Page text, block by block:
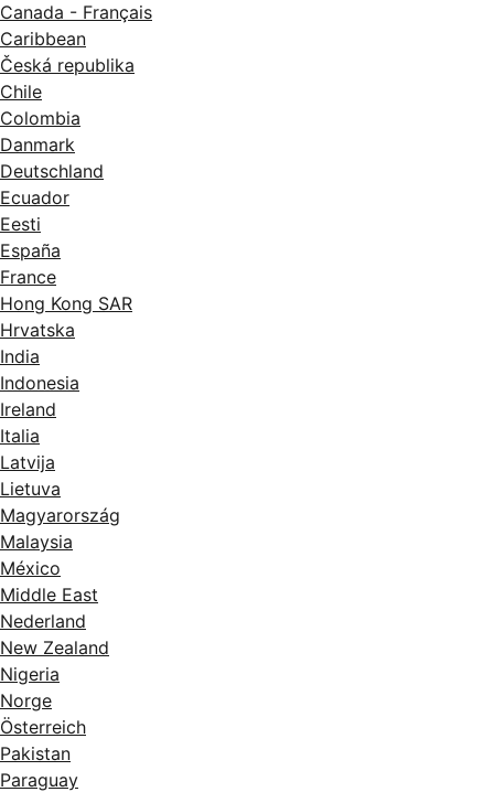
Canada - Français
Caribbean
Česká republika
Chile
Colombia
Danmark
Deutschland
Ecuador
Eesti
España
France
Hong Kong SAR
Hrvatska
India
Indonesia
Ireland
Italia
Latvija
Lietuva
Magyarország
Malaysia
México
Middle East
Nederland
New Zealand
Nigeria
Norge
Österreich
Pakistan
Paraguay